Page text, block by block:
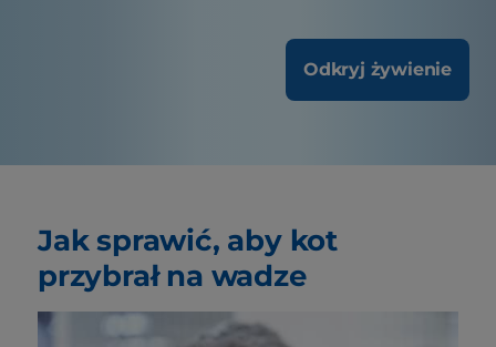
Odkryj żywienie
Jak sprawić, aby kot
przybrał na wadze